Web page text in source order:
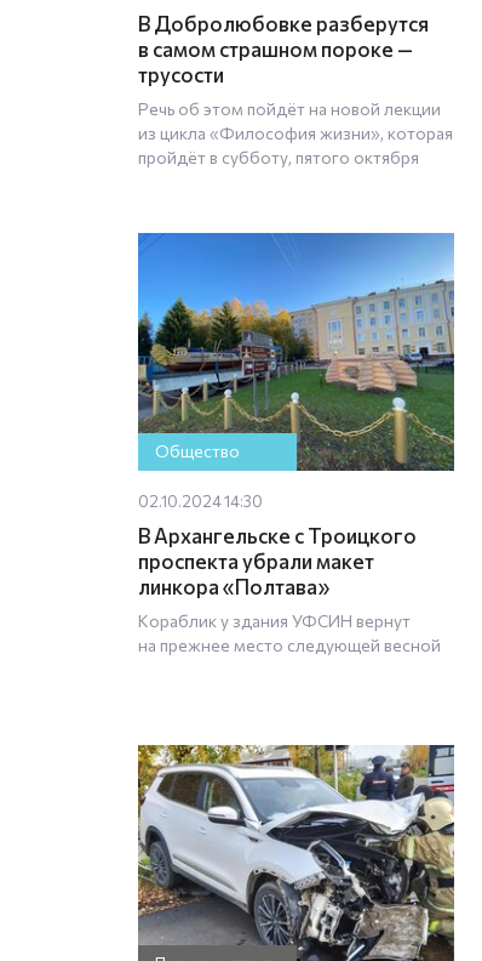
В Добролюбовке разберутся
в самом страшном пороке —
трусости
Речь об этом пойдёт на новой лекции
из цикла «Философия жизни», которая
пройдёт в субботу, пятого октября
Общество
02.10.2024 14:30
В Архангельске с Троицкого
проспекта убрали макет
линкора «Полтава»
Кораблик у здания УФСИН вернут
на прежнее место следующей весной